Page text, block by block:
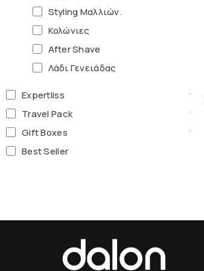
Styling Μαλλιών.
Κολώνιες
After Shave
Λάδι Γενειάδας
Expertliss
Travel Pack
Gift Boxes
Best Seller